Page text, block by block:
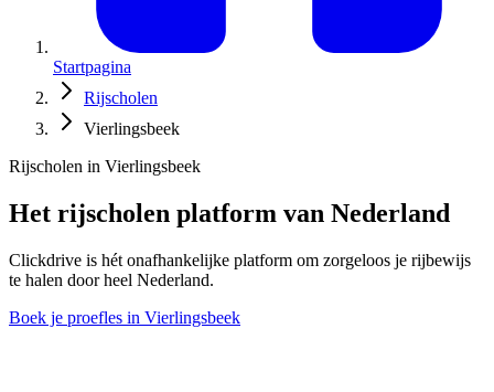
Startpagina
Rijscholen
Vierlingsbeek
Rijscholen in Vierlingsbeek
Het rijscholen platform van Nederland
Clickdrive is hét onafhankelijke platform om zorgeloos je rijbewijs
te halen door heel Nederland.
Boek je proefles in Vierlingsbeek